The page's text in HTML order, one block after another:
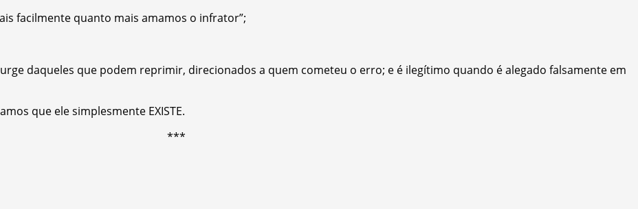
facilmente quanto mais amamos o infrator”;
daqueles que podem reprimir, direcionados a quem cometeu o erro; e é ilegítimo quando é alegado falsamente em
que ele simplesmente EXISTE.
***